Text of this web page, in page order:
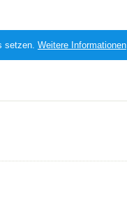
setzen. Weitere Informationen